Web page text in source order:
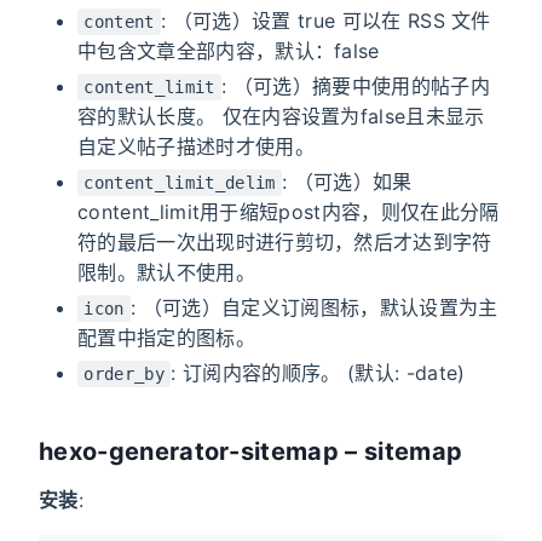
content : （可选）设置 true 可以在 RSS 文件
中包含文章全部内容，默认：false
content_limit : （可选）摘要中使用的帖子内
容的默认长度。 仅在内容设置为false且未显示
自定义帖子描述时才使用。
content_limit_delim : （可选）如果
content_limit用于缩短post内容，则仅在此分隔
符的最后一次出现时进行剪切，然后才达到字符
限制。默认不使用。
icon : （可选）自定义订阅图标，默认设置为主
配置中指定的图标。
order_by : 订阅内容的顺序。 (默认: -date)
hexo-generator-sitemap – sitemap
安装: